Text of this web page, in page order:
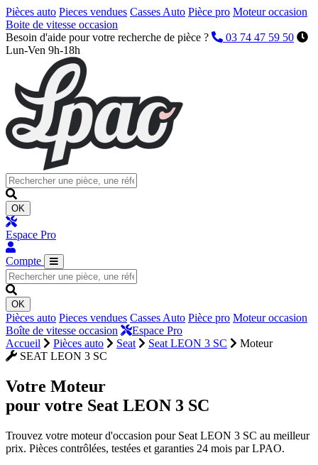
Pièces auto Pieces vendues Casses Auto Pièce pro Moteur occasion
Boite de vitesse occasion
Besoin d'aide pour votre recherche de pièce ?
03 74 47 59 50
Lun-Ven 9h-18h
OK
Espace Pro
Compte
OK
Pièces auto Pieces vendues Casses Auto Pièce pro Moteur occasion
Boîte de vitesse occasion
Espace Pro
Accueil
Pièces auto Seat Seat LEON 3 SC
Moteur
SEAT LEON 3 SC
Votre Moteur
pour votre Seat LEON 3 SC
Trouvez votre moteur d'occasion pour Seat LEON 3 SC au meilleur
prix. Pièces contrôlées, testées et garanties 24 mois par LPAO.